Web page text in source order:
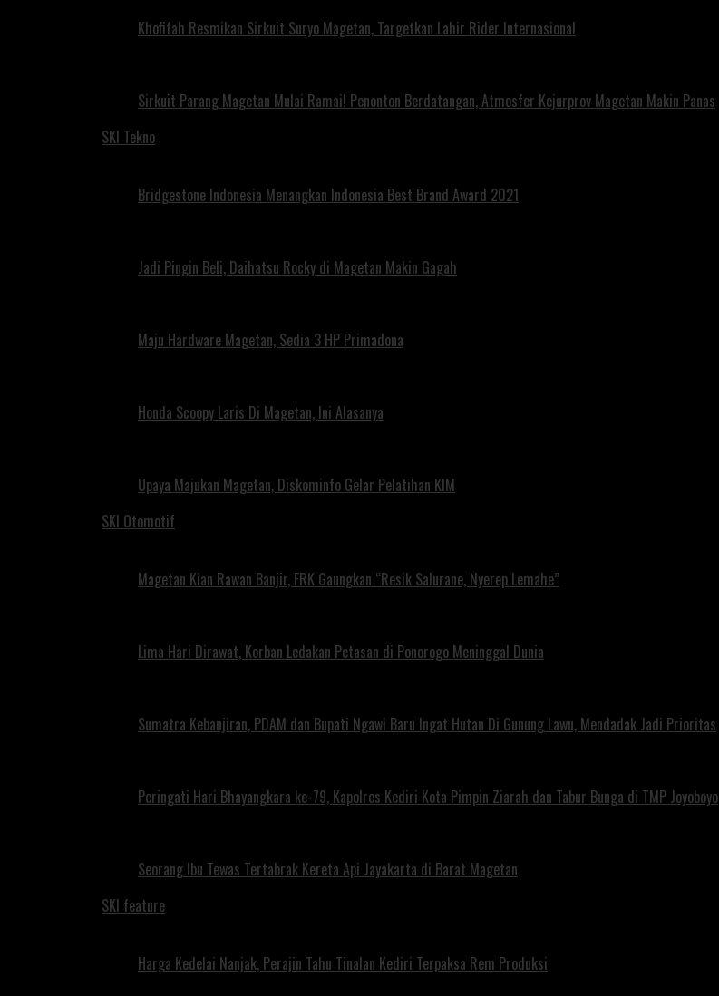
Khofifah Resmikan Sirkuit Suryo Magetan, Targetkan Lahir Rider Internasional
Sirkuit Parang Magetan Mulai Ramai! Penonton Berdatangan, Atmosfer Kejurprov Magetan Makin Panas
SKI Tekno
Bridgestone Indonesia Menangkan Indonesia Best Brand Award 2021
Jadi Pingin Beli, Daihatsu Rocky di Magetan Makin Gagah
Maju Hardware Magetan, Sedia 3 HP Primadona
Honda Scoopy Laris Di Magetan, Ini Alasanya
Upaya Majukan Magetan, Diskominfo Gelar Pelatihan KIM
SKI Otomotif
Magetan Kian Rawan Banjir, FRK Gaungkan “Resik Salurane, Nyerep Lemahe”
Lima Hari Dirawat, Korban Ledakan Petasan di Ponorogo Meninggal Dunia
Sumatra Kebanjiran, PDAM dan Bupati Ngawi Baru Ingat Hutan Di Gunung Lawu, Mendadak Jadi Prioritas
Peringati Hari Bhayangkara ke-79, Kapolres Kediri Kota Pimpin Ziarah dan Tabur Bunga di TMP Joyoboyo
Seorang Ibu Tewas Tertabrak Kereta Api Jayakarta di Barat Magetan
SKI feature
Harga Kedelai Nanjak, Perajin Tahu Tinalan Kediri Terpaksa Rem Produksi